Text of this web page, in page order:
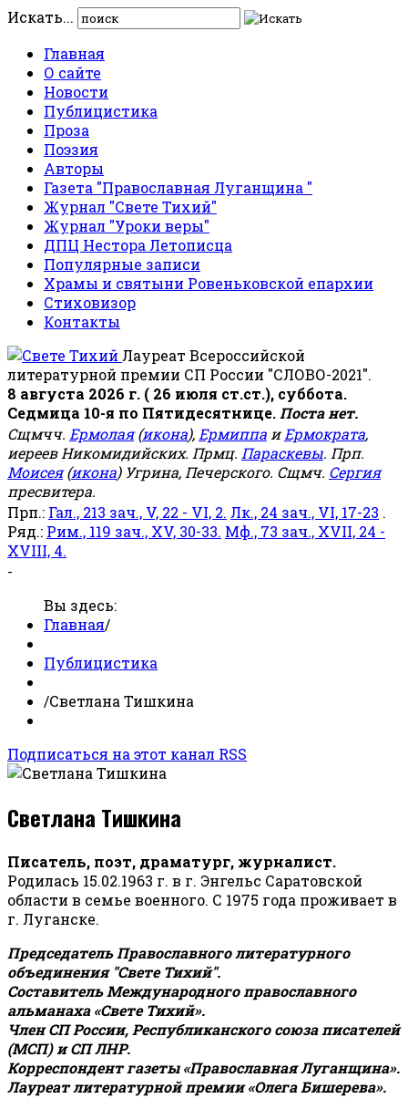
Искать...
Главная
О сайте
Новости
Публицистика
Проза
Поэзия
Авторы
Газета "Православная Луганщина "
Журнал "Свете Тихий"
Журнал "Уроки веры"
ДПЦ Нестора Летописца
Популярные записи
Храмы и святыни Ровеньковской епархии
Стиховизор
Контакты
Лауреат Всероссийской
литературной премии СП России "СЛОВО-2021".
8 августа 2026 г. ( 26 июля ст.ст.), суббота.
Седмица 10-я по Пятидесятнице. Поста нет.
Сщмчч. Ермолая(икона), Ермиппа иЕрмократа,
иереев Никомидийских. Прмц. Параскевы. Прп.
Моисея(икона) Угрина, Печерского. Сщмч. Сергия
пресвитера.
Прп.: Гал., 213 зач., V, 22 - VI, 2. Лк., 24 зач., VI, 17-23 .
Ряд.: Рим., 119 зач., XV, 30-33. Мф., 73 зач., XVII, 24 -
XVIII, 4.
-
Вы здесь:
Главная/
Публицистика
/Светлана Тишкина
Подписаться на этот канал RSS
Светлана Тишкина
Писатель, поэт, драматург, журналист.
Родилась 15.02.1963 г. в г. Энгельс Саратовской
области в семье военного. С 1975 года проживает в
г. Луганске.
Председатель Православного литературного
объединения "Свете Тихий".
Составитель Международного православного
альманаха «Свете Тихий».
Член СП России, Республиканского союза писателей
(МСП) и СП ЛНР.
Корреспондент газеты «Православная Луганщина».
Лауреат литературной премии «Олега Бишерева».